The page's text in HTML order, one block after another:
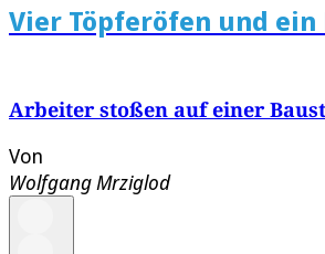
Vier Töpferöfen und
Arbeiter stoßen auf einer
Von
Wolfgang Mrziglod